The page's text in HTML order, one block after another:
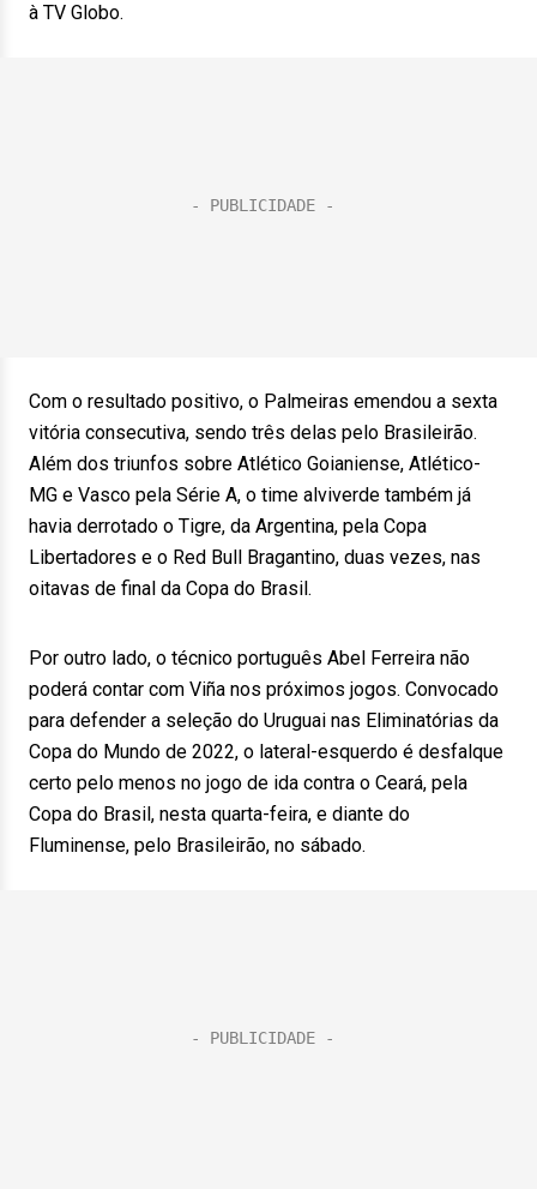
à TV Globo.
Com o resultado positivo, o Palmeiras emendou a sexta
vitória consecutiva, sendo três delas pelo Brasileirão.
Além dos triunfos sobre Atlético Goianiense, Atlético-
MG e Vasco pela Série A, o time alviverde também já
havia derrotado o Tigre, da Argentina, pela Copa
Libertadores e o Red Bull Bragantino, duas vezes, nas
oitavas de final da Copa do Brasil.
Por outro lado, o técnico português Abel Ferreira não
poderá contar com Viña nos próximos jogos. Convocado
para defender a seleção do Uruguai nas Eliminatórias da
Copa do Mundo de 2022, o lateral-esquerdo é desfalque
certo pelo menos no jogo de ida contra o Ceará, pela
Copa do Brasil, nesta quarta-feira, e diante do
Fluminense, pelo Brasileirão, no sábado.